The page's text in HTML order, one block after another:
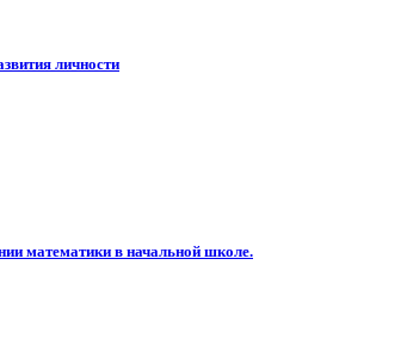
личности
математики в начальной школе.